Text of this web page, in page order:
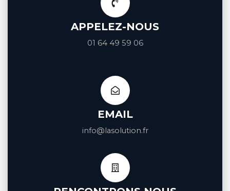
APPELEZ-NOUS
01 64 49 59 06
EMAIL
info@lasolution.fr